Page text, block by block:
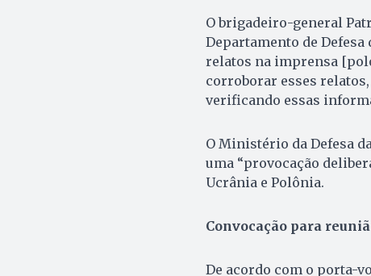
O brigadeiro-general
Departamento de Defesa
relatos na imprensa
corroborar esses
verificando essas
O Ministério da Defesa
uma “provocação
Ucrânia e Polônia.
Convocação para
De acordo com o porta-